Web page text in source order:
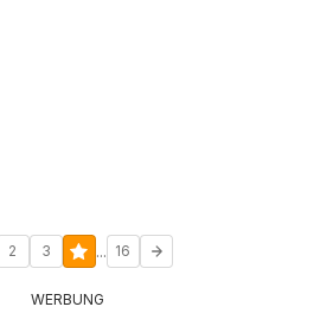
2 3 ... 16
WERBUNG